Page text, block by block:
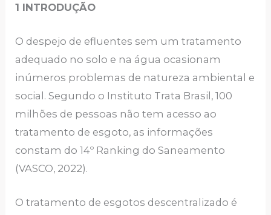
1 INTRODUÇÃO
O despejo de efluentes sem um tratamento
adequado no solo e na água ocasionam
inúmeros problemas de natureza ambiental e
social. Segundo o Instituto Trata Brasil, 100
milhões de pessoas não tem acesso ao
tratamento de esgoto, as informações
constam do 14º Ranking do Saneamento
(VASCO, 2022).
O tratamento de esgotos descentralizado é